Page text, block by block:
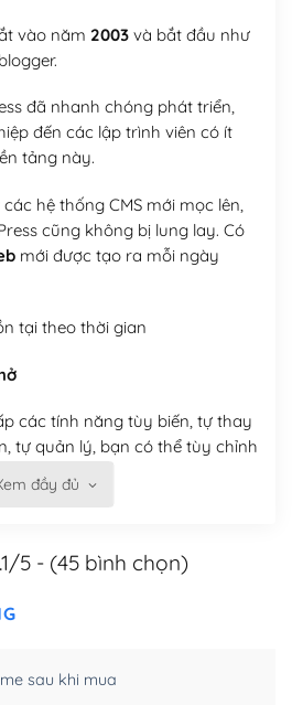
vào năm 2003và bắt đầu như
đã nhanh chóng phát triển,
đến các lập trình viên có ít
tảng này.
hệ thống CMS mới mọc lên,
cũng không bị lung lay. Có
mới được tạo ra mỗi ngày
tại theo thời gian
các tính năng tùy biến, tự thay
tự quản lý, bạn có thể tùy chỉnh
phải sử dụng dịch vụ tại bất
WordPress
đầy đủ
5 - (45 bình chọn)
sau khi mua